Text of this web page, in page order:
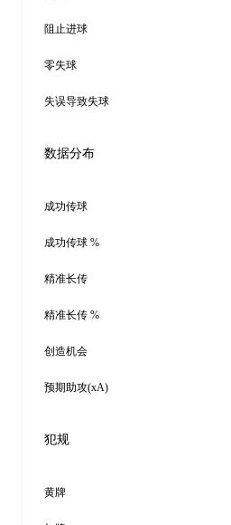
阻止进球
零失球
失误导致失球
数据分布
成功传球
成功传球 %
精准长传
精准长传 %
创造机会
预期助攻(xA)
犯规
黄牌